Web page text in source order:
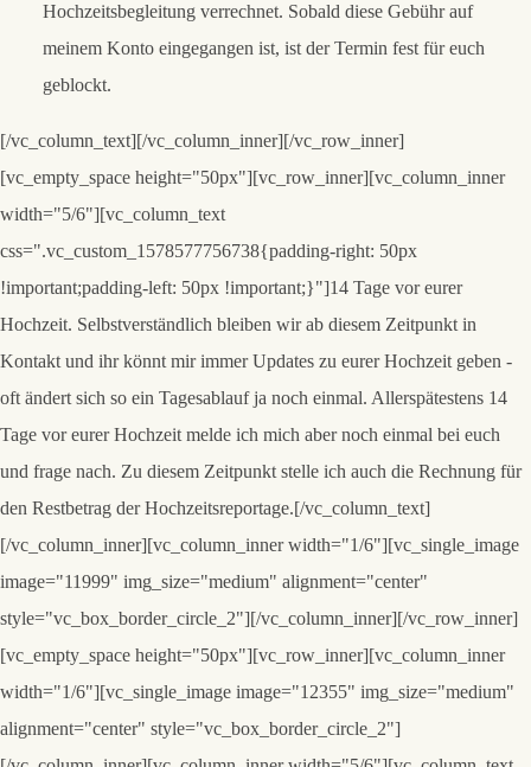
Hochzeitsbegleitung verrechnet. Sobald diese Gebühr auf
meinem Konto eingegangen ist, ist der Termin fest für euch
geblockt.
[/vc_column_text][/vc_column_inner][/vc_row_inner]
[vc_empty_space height="50px"][vc_row_inner][vc_column_inner
width="5/6"][vc_column_text
css=".vc_custom_1578577756738{padding-right: 50px
!important;padding-left: 50px !important;}"]14 Tage vor eurer
Hochzeit. Selbstverständlich bleiben wir ab diesem Zeitpunkt in
Kontakt und ihr könnt mir immer Updates zu eurer Hochzeit geben -
oft ändert sich so ein Tagesablauf ja noch einmal. Allerspätestens 14
Tage vor eurer Hochzeit melde ich mich aber noch einmal bei euch
und frage nach. Zu diesem Zeitpunkt stelle ich auch die Rechnung für
den Restbetrag der Hochzeitsreportage.[/vc_column_text]
[/vc_column_inner][vc_column_inner width="1/6"][vc_single_image
image="11999" img_size="medium" alignment="center"
style="vc_box_border_circle_2"][/vc_column_inner][/vc_row_inner]
[vc_empty_space height="50px"][vc_row_inner][vc_column_inner
width="1/6"][vc_single_image image="12355" img_size="medium"
alignment="center" style="vc_box_border_circle_2"]